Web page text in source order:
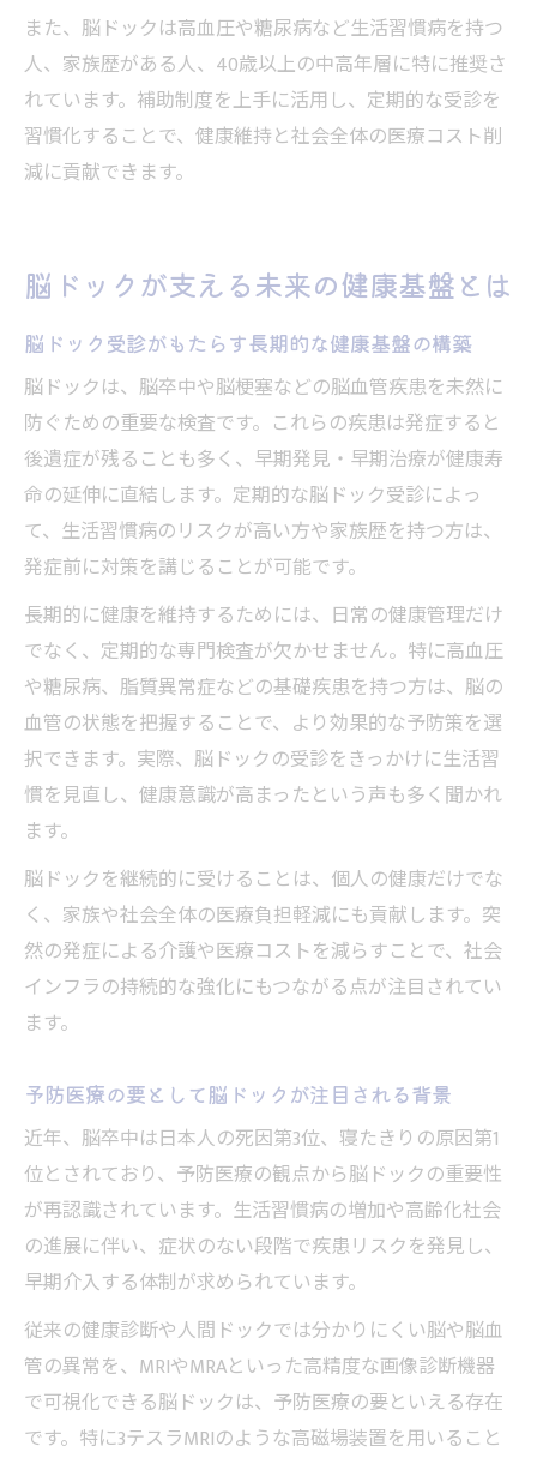
また、脳ドックは高血圧や糖尿病など生活習慣病を持つ
人、家族歴がある人、40歳以上の中高年層に特に推奨さ
れています。補助制度を上手に活用し、定期的な受診を
習慣化することで、健康維持と社会全体の医療コスト削
減に貢献できます。
脳ドックが支える未来の健康基盤とは
脳ドック受診がもたらす長期的な健康基盤の構築
脳ドックは、脳卒中や脳梗塞などの脳血管疾患を未然に
防ぐための重要な検査です。これらの疾患は発症すると
後遺症が残ることも多く、早期発見・早期治療が健康寿
命の延伸に直結します。定期的な脳ドック受診によっ
て、生活習慣病のリスクが高い方や家族歴を持つ方は、
発症前に対策を講じることが可能です。
長期的に健康を維持するためには、日常の健康管理だけ
でなく、定期的な専門検査が欠かせません。特に高血圧
や糖尿病、脂質異常症などの基礎疾患を持つ方は、脳の
血管の状態を把握することで、より効果的な予防策を選
択できます。実際、脳ドックの受診をきっかけに生活習
慣を見直し、健康意識が高まったという声も多く聞かれ
ます。
脳ドックを継続的に受けることは、個人の健康だけでな
く、家族や社会全体の医療負担軽減にも貢献します。突
然の発症による介護や医療コストを減らすことで、社会
インフラの持続的な強化にもつながる点が注目されてい
ます。
予防医療の要として脳ドックが注目される背景
近年、脳卒中は日本人の死因第3位、寝たきりの原因第1
位とされており、予防医療の観点から脳ドックの重要性
が再認識されています。生活習慣病の増加や高齢化社会
の進展に伴い、症状のない段階で疾患リスクを発見し、
早期介入する体制が求められています。
従来の健康診断や人間ドックでは分かりにくい脳や脳血
管の異常を、MRIやMRAといった高精度な画像診断機器
で可視化できる脳ドックは、予防医療の要といえる存在
です。特に3テスラMRIのような高磁場装置を用いること